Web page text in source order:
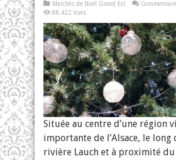
Marchés de Noël Grand Est
88,422 Vues
Située au centre d’une région
importante de l’Alsace, le long
rivière Lauch et à proximité du